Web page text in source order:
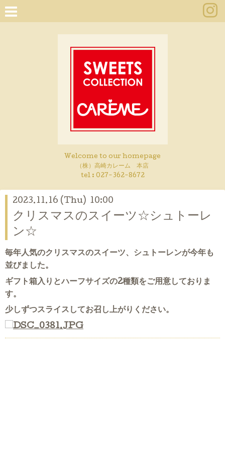
Welcome to our homepage
（株）高崎カレーム 本店
tel : 027-362-8672
2023.11.16 (Thu) 10:00
クリスマスのスイーツ☆シュトーレ
ン☆
毎年人気のクリスマスのスイーツ、シュトーレンが今年も
並びました。
ギフト箱入りとハーフサイズの2種類をご用意しておりま
す。
少しずつスライスしてお召し上がりください。